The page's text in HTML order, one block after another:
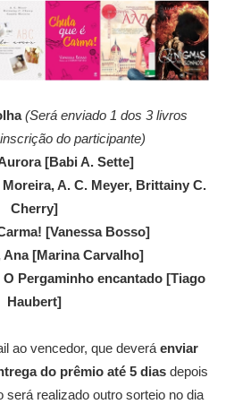
(Será enviado 1 dos 3 livros
do participante)
[Babi A. Sette]
A. C. Meyer, Brittainy C.
Cherry]
[Vanessa Bosso]
Ana [Marina Carvalho]
Pergaminho encantado [Tiago
Haubert]
ao vencedor, que deverá enviar
do prêmio até 5 dias depois
será realizado outro sorteio no dia